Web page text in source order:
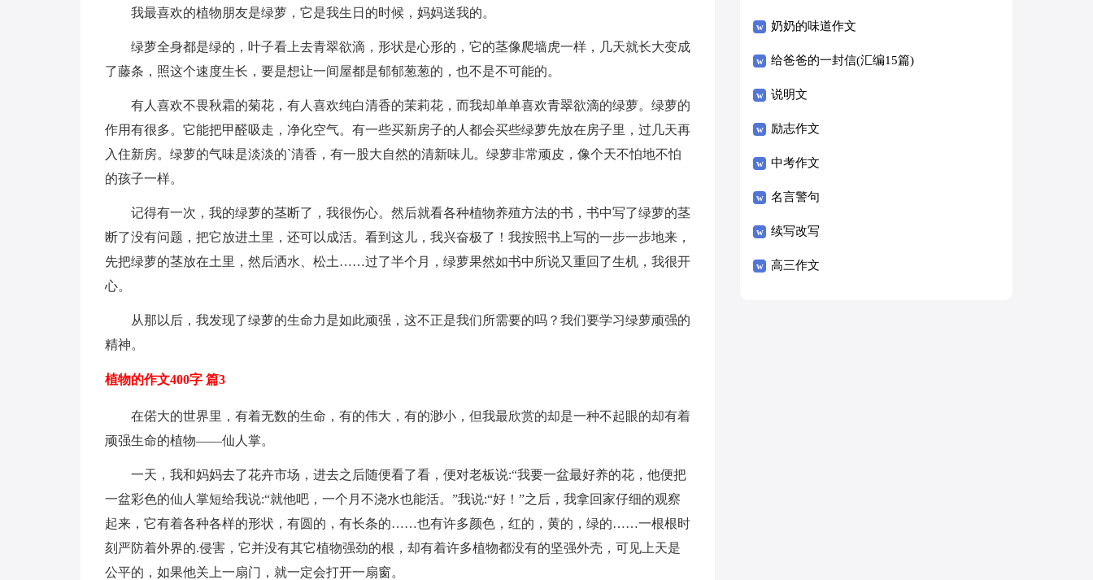
我最喜欢的植物朋友是绿萝，它是我生日的时候，妈妈送我的。
绿萝全身都是绿的，叶子看上去青翠欲滴，形状是心形的，它的茎像爬墙虎一样，几天就长大变成
了藤条，照这个速度生长，要是想让一间屋都是郁郁葱葱的，也不是不可能的。
有人喜欢不畏秋霜的菊花，有人喜欢纯白清香的茉莉花，而我却单单喜欢青翠欲滴的绿萝。绿萝的
作用有很多。它能把甲醛吸走，净化空气。有一些买新房子的人都会买些绿萝先放在房子里，过几天再
入住新房。绿萝的气味是淡淡的`清香，有一股大自然的清新味儿。绿萝非常顽皮，像个天不怕地不怕
的孩子一样。
记得有一次，我的绿萝的茎断了，我很伤心。然后就看各种植物养殖方法的书，书中写了绿萝的茎
断了没有问题，把它放进土里，还可以成活。看到这儿，我兴奋极了！我按照书上写的一步一步地来，
先把绿萝的茎放在土里，然后洒水、松土……过了半个月，绿萝果然如书中所说又重回了生机，我很开
心。
从那以后，我发现了绿萝的生命力是如此顽强，这不正是我们所需要的吗？我们要学习绿萝顽强的
精神。
植物的作文400字 篇3
在偌大的世界里，有着无数的生命，有的伟大，有的渺小，但我最欣赏的却是一种不起眼的却有着
顽强生命的植物——仙人掌。
一天，我和妈妈去了花卉市场，进去之后随便看了看，便对老板说:“我要一盆最好养的花，他便把
一盆彩色的仙人掌短给我说:“就他吧，一个月不浇水也能活。”我说:“好！”之后，我拿回家仔细的观察
起来，它有着各种各样的形状，有圆的，有长条的……也有许多颜色，红的，黄的，绿的……一根根时
刻严防着外界的.侵害，它并没有其它植物强劲的根，却有着许多植物都没有的坚强外壳，可见上天是
公平的，如果他关上一扇门，就一定会打开一扇窗。
奶奶的味道作文
给爸爸的一封信(汇编15篇)
说明文
励志作文
中考作文
名言警句
续写改写
高三作文